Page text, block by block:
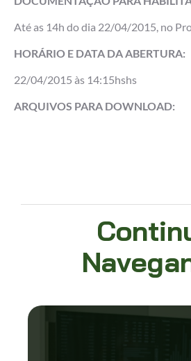
Até as 14h do dia 22/04/2015, no
HORÁRIO E DATA DA ABERTURA:
22/04/2015 às 14:15hshs
ARQUIVOS PARA DOWNLOAD: